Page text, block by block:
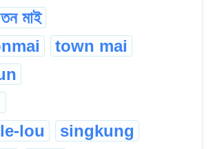
তন মাই
town mai
lou singkung